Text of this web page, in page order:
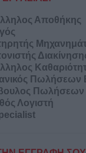
Αποθήκης
Πωλήσεων
Πωλήσεων
Λογιστή